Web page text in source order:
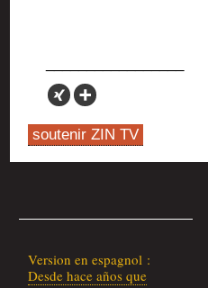
Ver­sion en espa­gnol :
Desde hace años que
soutenir ZIN TV